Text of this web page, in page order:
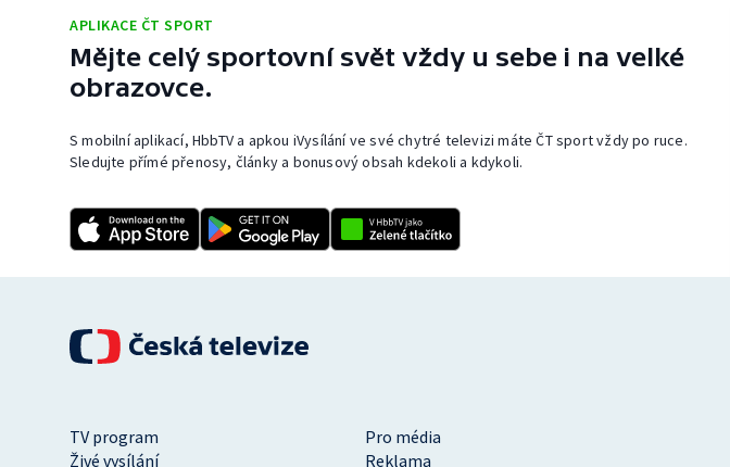
APLIKACE ČT SPORT
Mějte celý sportovní svět vždy u sebe i na velké
obrazovce.
S mobilní aplikací, HbbTV a apkou iVysílání ve své chytré televizi máte ČT sport vždy po ruce.
Sledujte přímé přenosy, články a bonusový obsah kdekoli a kdykoli.
TV program
Pro média
Živé vysílání
Reklama